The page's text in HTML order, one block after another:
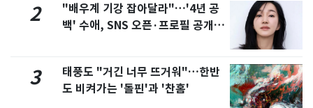
2
"배우계 기강 잡아달라"…'4년 공
백' 수애, SNS 오픈·프로필 공개
3
태풍도 "거긴 너무 뜨거워"…한반
도 비켜가는 '돌핀'과 '찬홈'